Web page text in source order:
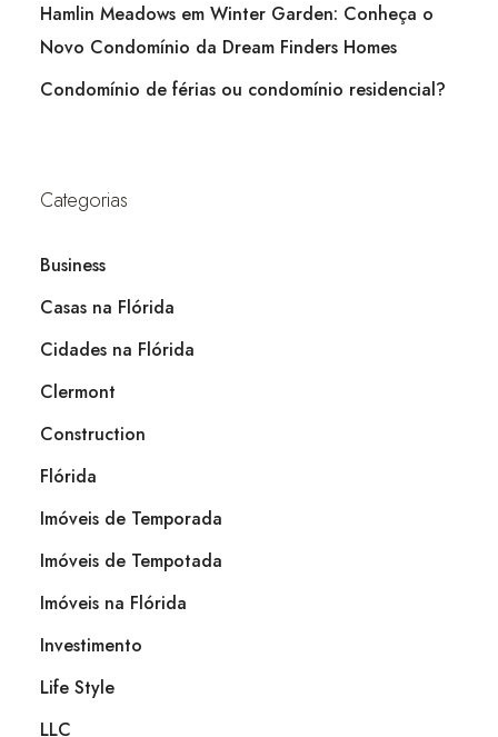
Hamlin Meadows em Winter Garden: Conheça o
Novo Condomínio da Dream Finders Homes
Condomínio de férias ou condomínio residencial?
Categorias
Business
Casas na Flórida
Cidades na Flórida
Clermont
Construction
Flórida
Imóveis de Temporada
Imóveis de Tempotada
Imóveis na Flórida
Investimento
Life Style
LLC